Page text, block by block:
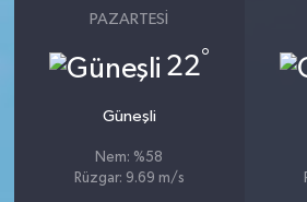
PAZARTESI
22°
Güneşli
Nem: %58
Rüzgar: 9.69 m/s